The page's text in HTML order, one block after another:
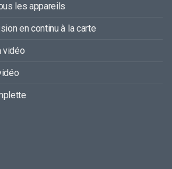
les appareils
en continu à la carte
vidéo